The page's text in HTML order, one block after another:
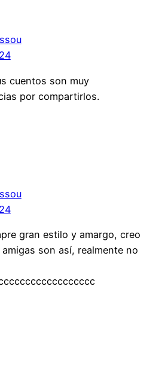
cuentos son muy
por compartirlos.
gran estilo y amargo, creo
son así, realmente no